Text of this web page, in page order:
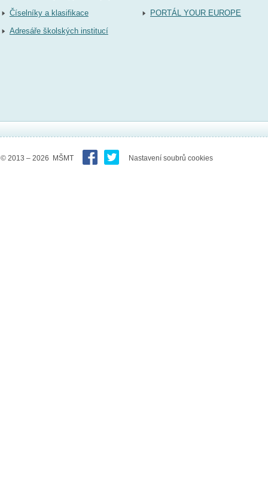
Číselníky a klasifikace
Adresáře školských institucí
PORTÁL YOUR EUROPE
© 2013 – 2026 MŠMT Nastavení soubrů cookies